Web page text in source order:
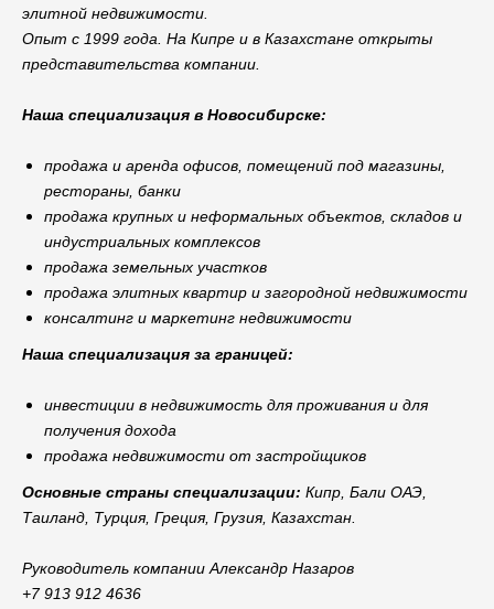
элитной недвижимости.
Опыт с 1999 года. На Кипре и в Казахстане открыты
представительства компании.
Наша специализация в Новосибирске:
продажа и аренда офисов, помещений под магазины,
рестораны, банки
продажа крупных и неформальных объектов, складов и
индустриальных комплексов
продажа земельных участков
продажа элитных квартир и загородной недвижимости
консалтинг и маркетинг недвижимости
Наша специализация за границей:
инвестиции в недвижимость для проживания и для
получения дохода
продажа недвижимости от застройщиков
Основные страны специализации: Кипр, Бали ОАЭ,
Таиланд, Турция, Греция, Грузия, Казахстан.
Руководитель компании Александр Назаров
+7 913 912 4636